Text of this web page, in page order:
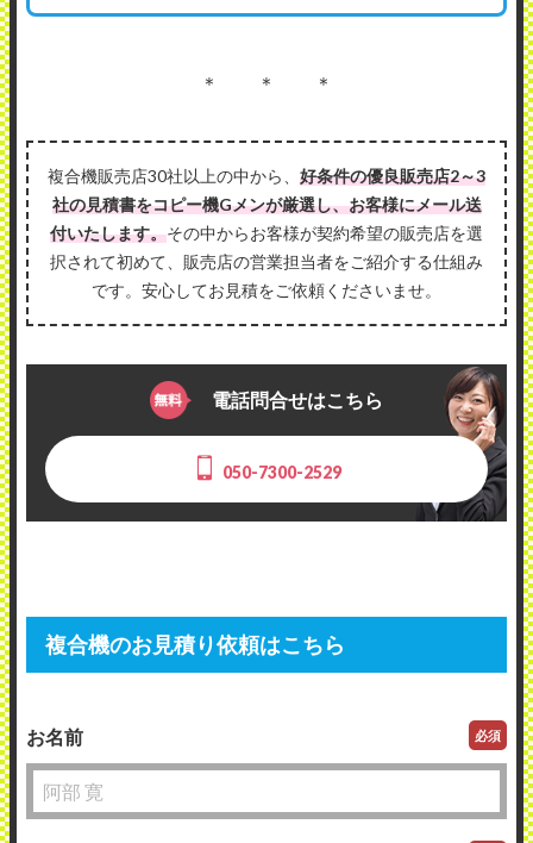
＊ ＊ ＊
複合機販売店30社以上の中から、 好条件の優良販売店2～3
社の見積書をコピー機Gメンが厳選し、お客様にメール送
付いたします。その中からお客様が契約希望の販売店を選
択されて初めて、販売店の営業担当者をご紹介する仕組み
です。安心してお見積をご依頼くださいませ。
電話問合せはこちら
050-7300-2529
複合機のお見積り依頼はこちら
お名前 必須